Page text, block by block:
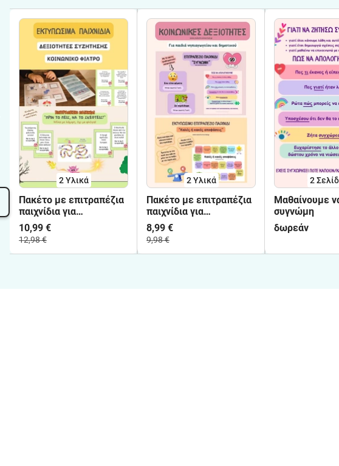
2 Υλικά
Πακέτο με επιτραπέζια
παιχνίδια για
κοινωνικές δεξιότητες
(Κοινωνικό φίλτρο-
Δεξιότητες συζήτησης)
10,99 €
12,98 €
2 Υλικά
Πακέτο με επιτραπέζια
παιχνίδια για
κοινωνικές δεξιότητες
(ζητάω συγνώμη, καλές
- κακές αποφάσεις)
8,99 €
9,98 €
2
Μαθαίνουμε
συγνώμη
δωρεάν